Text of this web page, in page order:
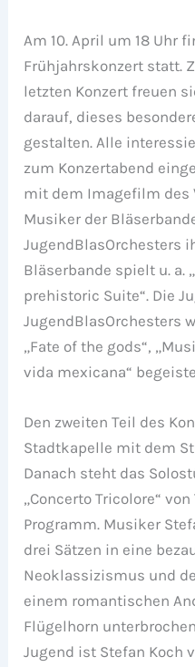
Am 10. April um 18 Uhr
Frühjahrskonzert statt.
letzten Konzert freuen
darauf, dieses
gestalten. Alle
zum Konzertabend
mit dem Imagefilm des
Musiker der
JugendBlasOrchesters
Bläserbande spielt u. a.
prehistoric Suite“. Die
JugendBlasOrchesters
„Fate of the gods“,
vida mexicana“
Den zweiten Teil des
Stadtkapelle mit dem
Danach steht das
„Concerto Tricolore“
Programm. Musiker
drei Sätzen in eine
Neoklassizismus und
einem romantischen
Flügelhorn
Jugend ist Stefan Koch